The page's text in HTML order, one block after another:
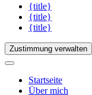
{title}
{title}
{title}
Zustimmung verwalten
Startseite
Über mich